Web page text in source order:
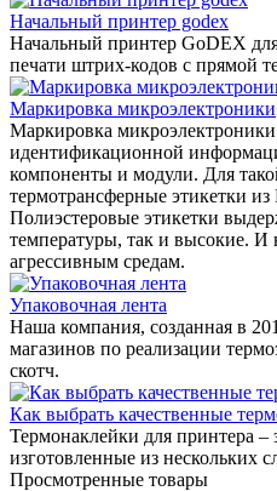
Начальный принтер godex
Начальный принтер GoDEX
печати штрих-кодов с прямой
Маркировка микроэлектроники
Маркировка
идентификационной
компоненты и модули. Для
термотрансферные этикетки из
Полиэстеровые этикетки
температуры, так и высокие.
агрессивным средам.
Упаковочная лента
Наша компания, созданная в
магазинов по реализации
скотч.
Как выбрать качественные
Термонаклейки для принтера –
изготовленные из нескольких
Просмотренные товары